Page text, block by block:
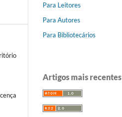
Para Leitores
Para Autores
Para Bibliotecários
Artigos mais recentes